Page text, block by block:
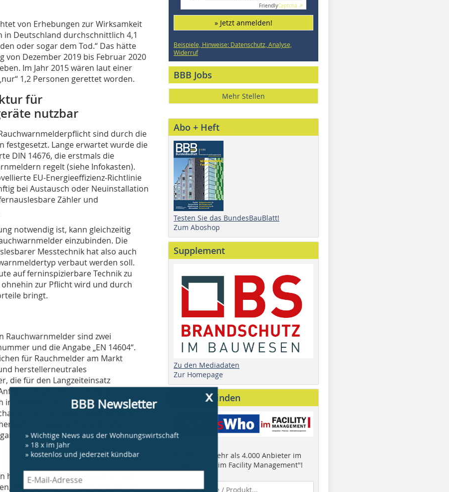
von Erhebungen zur Wirksamkeit
in Deutschland durchschnittlich 4,1
oder sogar dem Tod.“ Das hätte
Dezember 2019 bis Februar 2020
Im Jahr 2015 wären laut einer
1,2 Personen gerettet worden.
für
nutzbar
sind durch die
festgesetzt. Lange erwartet wurde die
DIN 14676, die erstmals die
regelt (siehe Infokasten).
EU-Energieeffizienz-Richtlinie
bei Austausch oder Neuinstallation
Zähler und
notwendig ist, kann gleichzeitig
einzubinden. Die
Messtechnik hat also auch
verbaut werden soll.
auf ferninspizierbare Technik zu
zur Pflicht wird und durch
bringt.
Rauchwarnmelder sind zwei
und die Angabe „EN 14604“.
für Rauchmelder am Markt
herstellerneutrales
die für den Langzeiteinsatz
an die Technik,
intelligente Auswertesensorik und ein
die Verschmutzungsprognose
und eine fest eingelötete
Kosten, beispielsweise durch
zählt neben der Qualität auch die
x
BBB Newsletter
» Wichtige News aus der Wohnungswirtschaft
» 18 x im Jahr
» kostenlos und jederzeit kündbar
FriendlyCaptcha ⇗
» Jetzt anmelden!
Beispiele, Hinweise: Datenschutz, Analyse,
Widerruf
BBB Jobs
Mehr Stellen
Abo + Heft
Testen Sie das BundesBauBlatt!
Zum Aboshop
Supplement
Zu den Mediadaten
Zur Homepage
Anbieter finden
Finden Sie mehr als 4.000 Anbieter im
"Who is Who im Facility Management"!